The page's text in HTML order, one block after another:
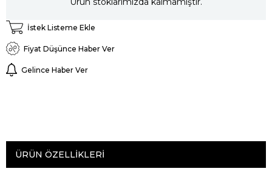
İstek Listeme Ekle
Fiyat Düşünce Haber Ver
Gelince Haber Ver
ÜRÜN ÖZELLIKLERI